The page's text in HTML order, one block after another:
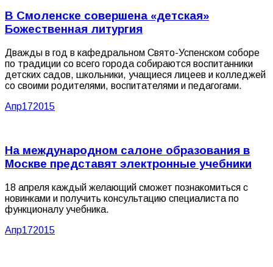
В Смоленске совершена «детская»
Божественная литургия
Дважды в год в кафедральном Свято-Успенском соборе
по традиции со всего города собираются воспитанники
детских садов, школьники, учащиеся лицеев и колледжей
со своими родителями, воспитателями и педагогами.
Апр172015
На международном салоне образования в
Москве представят электронные учебники
18 апреля каждый желающий сможет познакомиться с
новинками и получить консультацию специалиста по
функционалу учебника.
Апр172015